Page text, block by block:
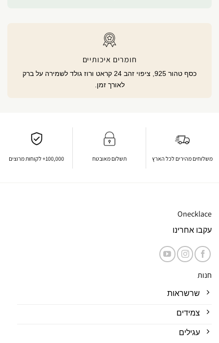
חומרים איכותיים
כסף טהור 925, ציפוי זהב 24 קראט ורוז גולד לשמירה על ברק
לאורך זמן.
משלוחים מהירים לכל הארץ תשלום מאובטח 100,000+ לקוחות מרוצים
Onecklace
עקבו אחרינו
חנות
שרשראות
צמידים
עגילים